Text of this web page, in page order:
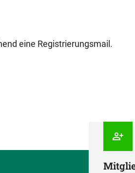
eine Registrierungsmail.